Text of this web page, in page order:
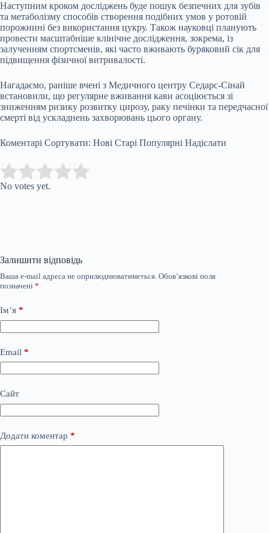
Наступним кроком досліджень буде пошук безпечних для зубів
та метаболізму способів створення подібних умов у ротовій
порожнині без використання цукру. Також науковці планують
провести масштабніше клінічне дослідження, зокрема, із
залученням спортсменів, які часто вживають буряковий сік для
підвищення фізичної витривалості.
Нагадаємо, раніше вчені з Медичного центру Седарс-Сінай
встановили, що регулярне вживання кави асоціюється зі
зниженням ризику розвитку цирозу, раку печінки та передчасної
смерті від ускладнень захворювань цього органу.
Коментарі Сортувати: Нові Старі Популярні Надіслати
Rate this item:
No votes yet.
Залишити відповідь
Ваша e-mail адреса не оприлюднюватиметься. Обов’язкові поля
позначені *
Ім’я *
Email *
Сайт
Додати коментар *